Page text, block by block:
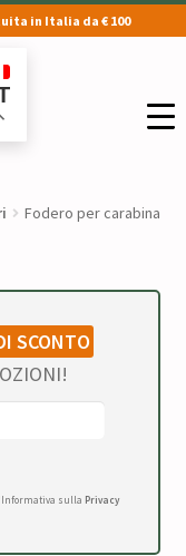
in Italia da € 100
Fodero per carabina
SCONTO
sulla Privacy